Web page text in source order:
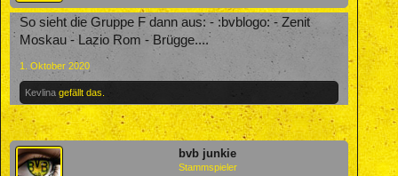
So sieht die Gruppe F dann aus: - :bvblogo: - Zenit
Moskau - Lazio Rom - Brügge....
1. Oktober 2020
Kevlina gefällt das.
bvb junkie
Stammspieler